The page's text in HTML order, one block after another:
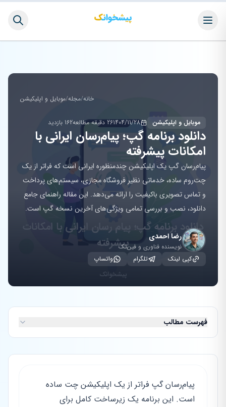
خانه/مجله/موبایل و اپلیکیشن
موبایل و اپلیکیشن 1404/11/2826 دقیقه مطالعه 162 بازدید
دانلود برنامه گپ؛ پیام‌رسان ایرانی با
امکانات پیشرفته
پیام‌رسان گپ یک اپلیکیشن چندمنظوره ایرانی است که فراتر از یک
چت‌روم ساده، خدماتی نظیر فروشگاه مجازی، سیستم‌های پرداخت
و تماس تصویری باکیفیت را ارائه می‌دهد. این مقاله راهنمای جامع
دانلود، نصب و بررسی تمامی ویژگی‌های آخرین نسخه گپ است.
رضا احمدی
نویسنده فناوری و فین‌تک
کپی لینک
تلگرام واتساپ
فهرست مطالب
پیام‌رسان گپ فراتر از یک اپلیکیشن چت ساده
است. این برنامه یک زیرساخت کامل برای